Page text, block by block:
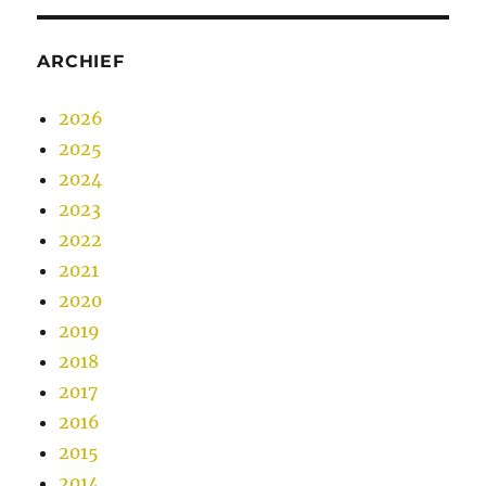
ARCHIEF
2026
2025
2024
2023
2022
2021
2020
2019
2018
2017
2016
2015